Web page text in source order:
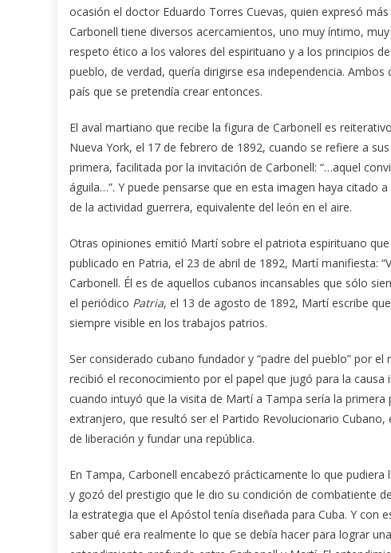
ocasión el doctor Eduardo Torres Cuevas, quien expresó
Carbonell tiene diversos acercamientos, uno muy íntimo,
respeto ético a los valores del espirituano y a los principios
pueblo, de verdad, quería dirigirse esa independencia.
país que se pretendía crear entonces.
El aval martiano que recibe la figura de Carbonell es
Nueva York, el 17 de febrero de 1892, cuando se refiere a
primera, facilitada por la invitación de Carbonell: “…aquel
águila…”. Y puede pensarse que en esta imagen haya citado
de la actividad guerrera, equivalente del león en el aire.
Otras opiniones emitió Martí sobre el patriota espirituano
publicado en Patria, el 23 de abril de 1892, Martí manifiesta:
Carbonell. Él es de aquellos cubanos incansables que sólo
el periódico Patria, el 13 de agosto de 1892, Martí escribe
siempre visible en los trabajos patrios.
Ser considerado cubano fundador y “padre del pueblo” por
recibió el reconocimiento por el papel que jugó para la
cuando intuyó que la visita de Martí a Tampa sería la
extranjero, que resultó ser el Partido Revolucionario
de liberación y fundar una república.
En Tampa, Carbonell encabezó prácticamente lo que
y gozó del prestigio que le dio su condición de combatiente
la estrategia que el Apóstol tenía diseñada para Cuba. Y con
saber qué era realmente lo que se debía hacer para lograr